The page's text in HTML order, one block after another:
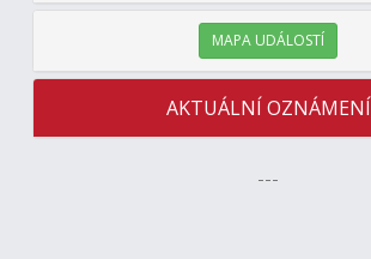
MAPA UDÁLOSTÍ
AKTUÁLNÍ OZNÁMENÍ
---